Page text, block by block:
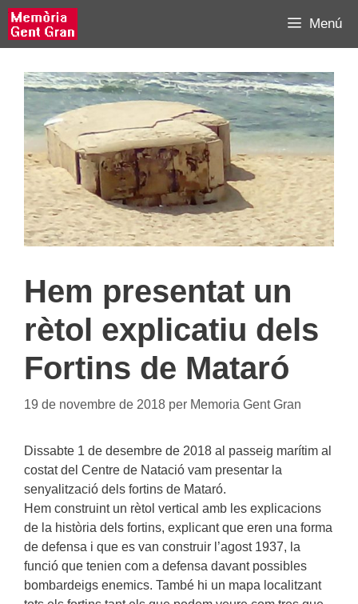
Vés
contingut
Menú
Hem presentat un
rètol explicatiu dels
Fortins de Mataró
19 de novembre de 2018 per Memoria Gent Gran
Dissabte 1 de desembre de 2018 al passeig marítim al
costat del Centre de Natació vam presentar la
senyalització dels fortins de Mataró.
Hem construint un rètol vertical amb les explicacions
de la història dels fortins, explicant que eren una forma
de defensa i que es van construir l’agost 1937, la
funció que tenien com a defensa davant possibles
bombardeigs enemics. També hi un mapa localitzant